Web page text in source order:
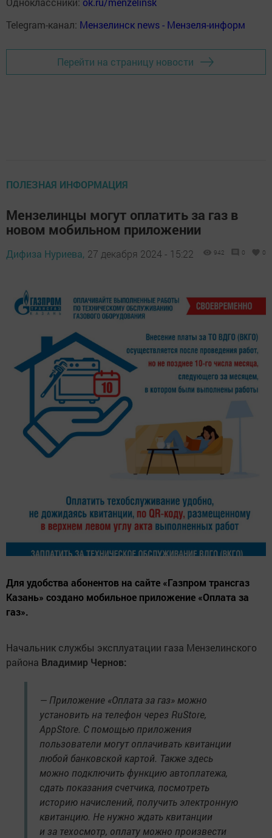
Telegram-канал: Мензелинск news - Мензеля-информ
Перейти на страницу новости
ПОЛЕЗНАЯ ИНФОРМАЦИЯ
Мензелинцы могут оплатить за газ в
новом мобильном приложении
Дифиза Нуриева, 27 декабря 2024 - 15:22 942 0 0
Для удобства абонентов на сайте «Газпром трансгаз
Казань» создано мобильное приложение «Оплата за
газ».
Начальник службы эксплуатации газа Мензелинского
района Владимир Чернов:
— Приложение «Оплата за газ» можно
установить на телефон через RuStore,
AppStore. С помощью приложения
пользователи могут оплачивать квитанции
любой банковской картой. Также здесь
можно подключить функцию автоплатежа,
сдать показания счетчика, посмотреть
историю начислений, получить электронную
квитанцию. Не нужно ждать квитанции
и за техосмотр, оплату можно произвести